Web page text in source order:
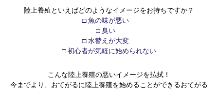
陸上養殖といえばどのようなイメージをお持ちですか？
□ 魚の味が悪い
□ 臭い
□ 水替えが大変
​​​​​​​□ 初心者が気軽に始められない
こんな陸上養殖の悪いイメージを払拭！
今までより、おてがるに陸上養殖を始めることができるおてがる